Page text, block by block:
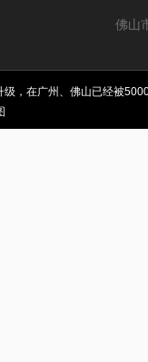
佛山
，在广州、佛山已经被